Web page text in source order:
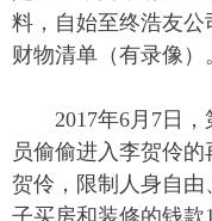
料，自始至终浩友公
财物清单（有录像）
2017年6月7日，
员偷偷进入李贺伶
贺伶，限制人身自
子买房和装修的钱款